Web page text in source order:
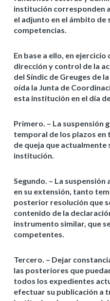
institución corresponden
el adjunto en el ámbito de
competencias.
En base a ello, en
dirección y control de la
del Síndic de Greuges de
oída la Junta de
esta institución en el día
Primero. – La suspensión
temporal de los plazos
de queja que actualmente
institución.
Segundo. – La
en su extensión, tanto
posterior resolución que
contenido de la
instrumento similar, que
competentes.
Tercero. – Dejar
las posteriores que
todos los expedientes
efectuar su publicación a